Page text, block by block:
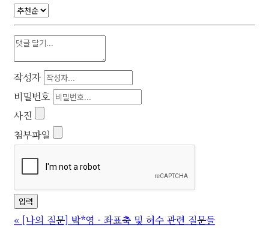
작성자
비밀번호
사진
첨부파일
« [나의 질문] 박*영 - 좌표축 및 허수 관련 질문들